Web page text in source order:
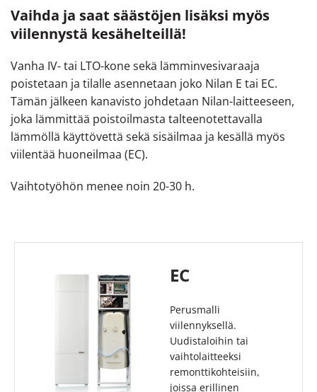
Vaihda ja saat säästöjen lisäksi myös
viilennystä kesähelteillä!
Vanha IV- tai LTO-kone sekä lämminvesivaraaja
poistetaan ja tilalle asennetaan joko Nilan E tai EC.
Tämän jälkeen kanavisto johdetaan Nilan-laitteeseen,
joka lämmittää poistoilmasta talteenotettavalla
lämmöllä käyttövettä sekä sisäilmaa ja kesällä myös
viilentää huoneilmaa (EC).
Vaihtotyöhön menee noin 20-30 h.
EC
Perusmalli
viilennyksellä.
Uudistaloihin tai
vaihtolaitteeksi
remonttikohteisiin,
joissa erillinen